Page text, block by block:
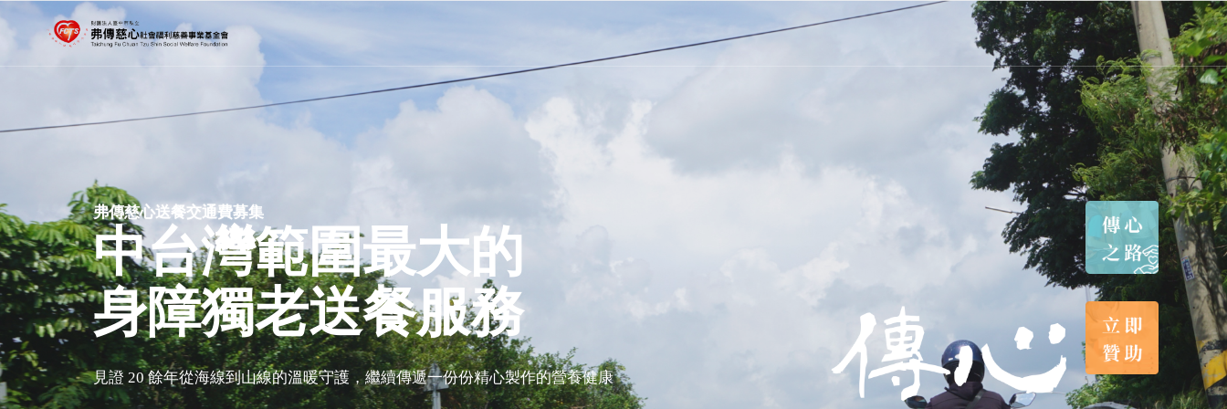
弗傳慈心送餐交通費募集
中台灣範圍最大的
身障獨老送餐服務
見證 20 餘年從海線到山線的溫暖守護，繼續傳遞一份份精心製作的營養健康